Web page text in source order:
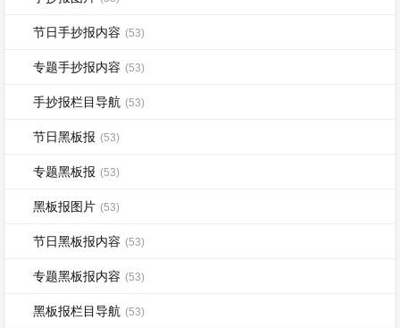
节日手抄报内容 (53)
专题手抄报内容 (53)
手抄报栏目导航 (53)
节日黑板报 (53)
专题黑板报 (53)
黑板报图片 (53)
节日黑板报内容 (53)
专题黑板报内容 (53)
黑板报栏目导航 (53)